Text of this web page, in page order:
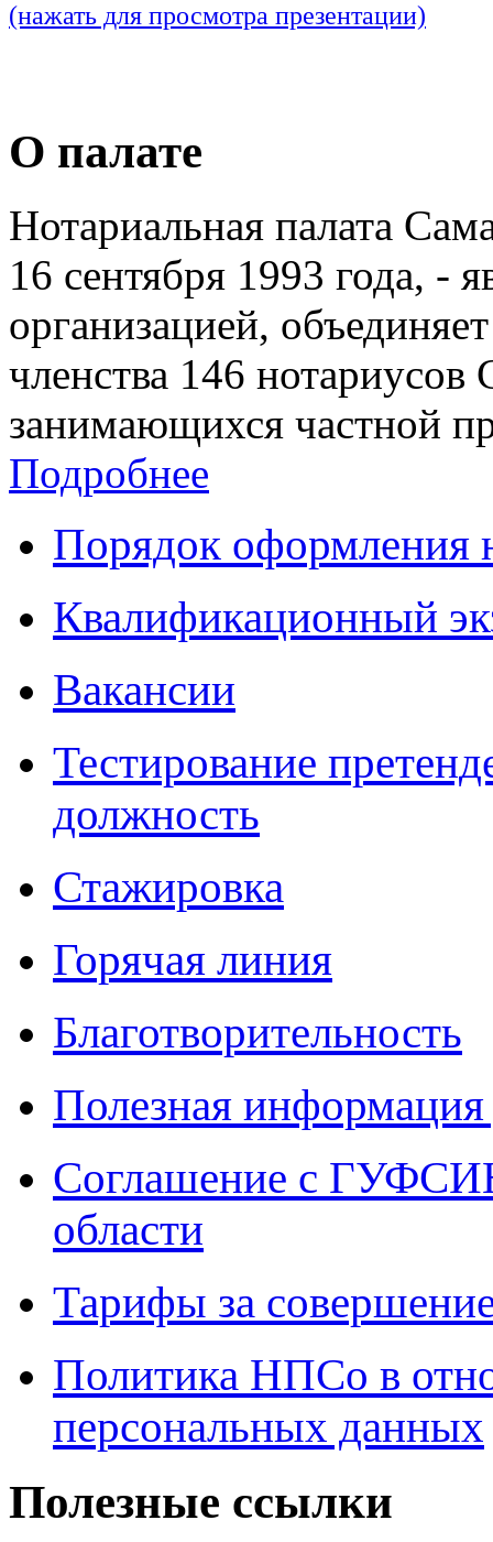
(нажать для просмотра презентации)
О палате
Нотариальная палата
16 сентября 1993 года, -
организацией,
членства 146 нотариусов
занимающихся частной
Подробнее
Порядок оформления
Квалификационный
Вакансии
Тестирование
должность
Стажировка
Горячая линия
Благотворительность
Полезная
Соглашение с
области
Тарифы за
Политика НПСо в
персональных данных
Полезные ссылки